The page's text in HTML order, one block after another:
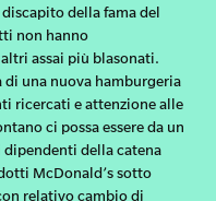
della fama del
non hanno
assai più blasonati.
di una nuova hamburgeria
ricercati e attenzione alle
ci possa essere da un
della catena
McDonald’s sotto
relativo cambio di